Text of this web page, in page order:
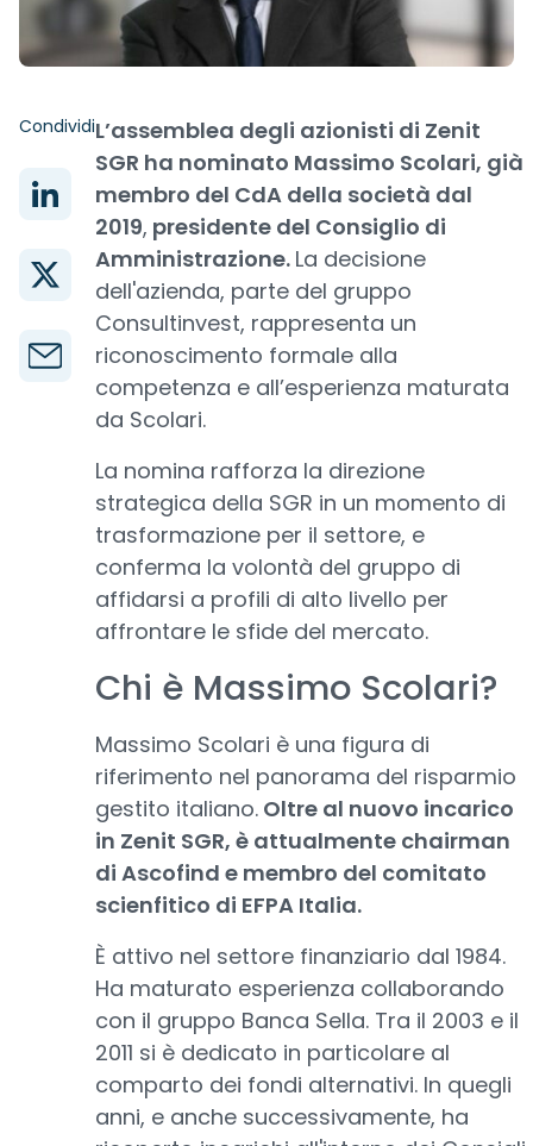
CondividiL’assemblea degli azionisti di Zenit
SGR ha nominato Massimo Scolari, già
membro del CdA della società dal
2019, presidente del Consiglio di
Amministrazione. La decisione
dell'azienda, parte del gruppo
Consultinvest, rappresenta un
riconoscimento formale alla
competenza e all’esperienza maturata
da Scolari.
La nomina rafforza la direzione
strategica della SGR in un momento di
trasformazione per il settore, e
conferma la volontà del gruppo di
affidarsi a profili di alto livello per
affrontare le sfide del mercato.
Chi è Massimo Scolari?
Massimo Scolari è una figura di
riferimento nel panorama del risparmio
gestito italiano. Oltre al nuovo incarico
in Zenit SGR, è attualmente chairman
di Ascofind e membro del comitato
scienfitico di EFPA Italia.
È attivo nel settore finanziario dal 1984.
Ha maturato esperienza collaborando
con il gruppo Banca Sella. Tra il 2003 e il
2011 si è dedicato in particolare al
comparto dei fondi alternativi. In quegli
anni, e anche successivamente, ha